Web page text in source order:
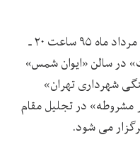
به همین مناسبت روز چهارشنبه ۱۳ مرداد ماه ۹۵ ساعت ۲۰ ـ
در سالن «ایوان شمس»
شهرداری تهران»
در تجلیل مقام
می شود.